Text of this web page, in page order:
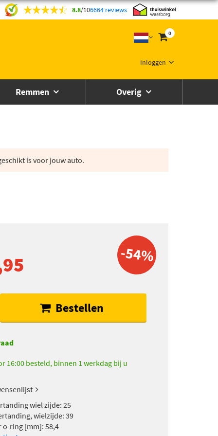
8.8/106664 reviews
0
Inloggen
Remmen Overig
is voor jouw auto.
-54%
Bestellen
16:00 besteld, binnen 1 werkdag bij u
wiel zijde: 25
wielzijde: 39
o-ring [mm]: 58,4